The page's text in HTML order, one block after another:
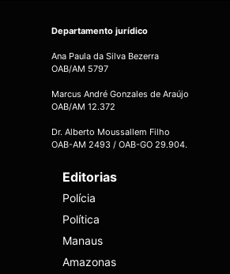
Departamento jurídico
Ana Paula da Silva Bezerra
OAB/AM 5797
Marcus André Gonzales de Araújo
OAB/AM 12.372
Dr. Alberto Moussallem Filho
OAB-AM 2493 / OAB-GO 29.904.
Editorias
Polícia
Política
Manaus
Amazonas